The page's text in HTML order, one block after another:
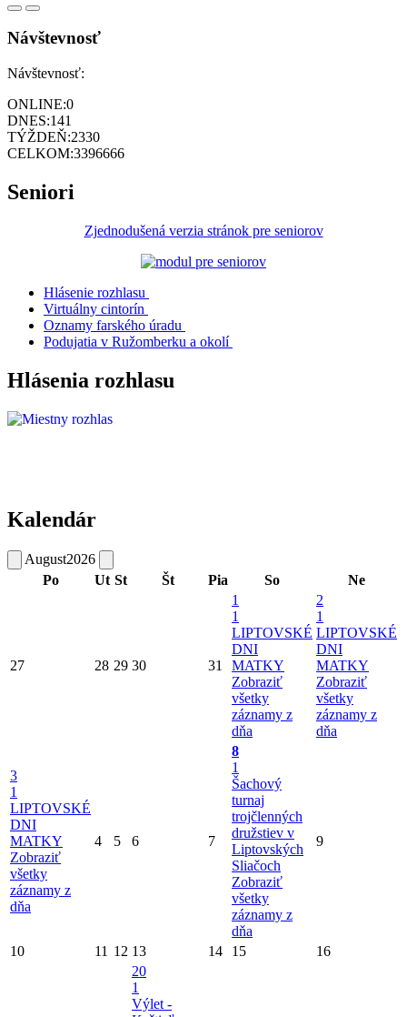
Návštevnosť
Návštevnosť:
ONLINE:0
DNES:141
TÝŽDEŇ:2330
CELKOM:3396666
Seniori
Zjednodušená verzia stránok pre seniorov
Hlásenie rozhlasu
Virtuálny cintorín
Oznamy farského úradu
Podujatia v Ružomberku a okolí
Hlásenia rozhlasu
Kalendár
August2026
Po
Ut St Št Pia So Ne
27 28 29 30 31
1
1
LIPTOVSKÉ
DNI
MATKY
Zobraziť
všetky
záznamy z
dňa
2
1
LIPTOVSKÉ
DNI
MATKY
Zobraziť
všetky
záznamy z
dňa
3
1
LIPTOVSKÉ
DNI
MATKY
Zobraziť
všetky
záznamy z
dňa
4 5 6 7
8
1
Šachový
turnaj
trojčlenných
družstiev v
Liptovských
Sliačoch
Zobraziť
všetky
záznamy z
dňa
9
10 11 12 13 14 15
16
20
1
Výlet -